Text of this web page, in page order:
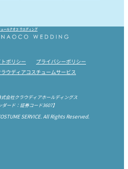
ュールナオコ ウエディング
ポリシー
プライバシーポリシー
ウディアコスチュームサービス
会社クラウディアホールディングス
ダード：証券コード3607】
SERVICE. All Rights Reserved.